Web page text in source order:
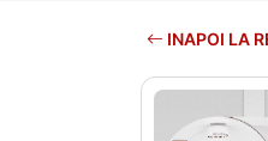
INAPOI LA